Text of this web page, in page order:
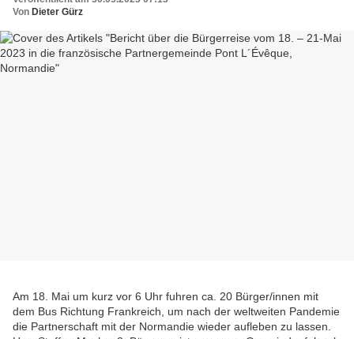
Von Dieter Gürz
Am 18. Mai um kurz vor 6 Uhr fuhren ca. 20 Bürger/innen mit
dem Bus Richtung Frankreich, um nach der weltweiten Pandemie
die Partnerschaft mit der Normandie wieder aufleben zu lassen.